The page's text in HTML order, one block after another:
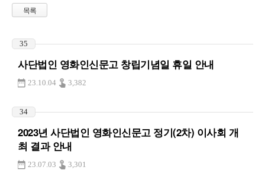
목록
35
사단법인 영화인신문고 창립기념일 휴일 안내
23.10.04 3,382
34
2023년 사단법인 영화인신문고 정기(2차) 이사회 개
최 결과 안내
23.07.03 3,301